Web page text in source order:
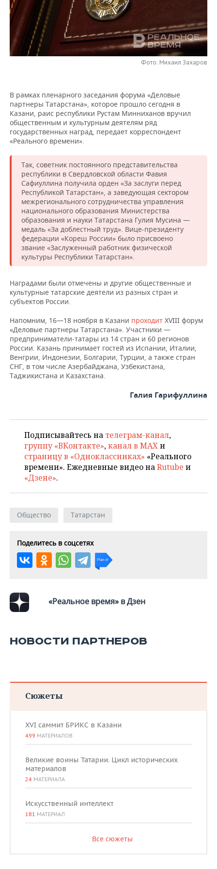
НЕФТЕХИМИЯ
НЕФТЬ
ОПК
РОЗНИЧНАЯ ТОРГОВЛЯ
ТРАНСПОРТ
НОВОСТИ ТЕХНОЛОГИЙ
IT
МЕРОПРИЯТИЯ
НОВОСТИ МЕРОПРИЯТИЙ
ONLINE-КОНФЕРЕНЦИИ
ОТКРЫТАЯ ЛЕКЦИЯ
СПОРТ
ХОККЕЙ
БАСКЕТБОЛ
КИБЕРСПОРТ
ФИГУРНОЕ КАТАНИЕ
ВОДНЫЕ ВИДЫ СПОРТА
ХОККЕЙ С МЯЧОМ
ВЛАСТЬ
ИНФРАСТРУКТУРА
КУЛЬТУРА
МЕДИЦИНА
ОБРАЗОВАНИЕ
ПРОИСШЕСТВИЯ
СЮЖЕТЫ
СПРАВОЧНИК
СПИСОК КОМПАНИЙ
Фото: Михаил Захаров
В рамках пленарного заседания форума «Деловые
партнеры Татарстана», которое прошло сегодня в
Казани, раис республики Рустам Минниханов вручил
общественным и культурным деятелям ряд
государственных наград, передает корреспондент
«Реального времени».
Так, советник постоянного представительства
республики в Свердловской области Фавия
Сафиуллина получила орден «За заслуги перед
Республикой Татарстан», а заведующая сектором
межрегионального сотрудничества управления
национального образования Министерства
образования и науки Татарстана Гулия Мусина —
медаль «За доблестный труд». Вице-президенту
федерации «Кореш России» было присвоено
звание «Заслуженный работник физической
культуры Республики Татарстан».
Наградами были отмечены и другие общественные и
культурные татарские деятели из разных стран и
субъектов России.
Напомним, 16—18 ноября в Казани проходит XVIII форум
«Деловые партнеры Татарстана». Участники —
предприниматели-татары из 14 стран и 60 регионов
России. Казань принимает гостей из Испании, Италии,
Венгрии, Индонезии, Болгарии, Турции, а также стран
СНГ, в том числе Азербайджана, Узбекистана,
Таджикистана и Казахстана.
Галия Гарифуллина
Подписывайтесь на телеграм-канал,
группу «ВКонтакте»,канал в MAXи
страницу в «Одноклассниках» «Реального
времени». Ежедневные видео наRutube и
«Дзене».
Общество Татарстан
Поделитесь в соцсетях
«Реальное время» в Дзен
НОВОСТИ ПАРТНЕРОВ
Сюжеты
XVI саммит БРИКС в Казани
499 МАТЕРИАЛОВ
Великие воины Татарии. Цикл исторических
материалов
24 МАТЕРИАЛА
Искусственный интеллект
181 МАТЕРИАЛ
Все сюжеты